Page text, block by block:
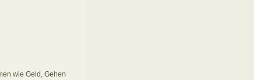
wie Geld, Gehen